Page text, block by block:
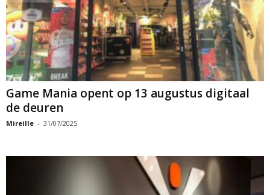
Game Mania opent op 13 augustus digitaal
de deuren
Mireille - 31/07/2025